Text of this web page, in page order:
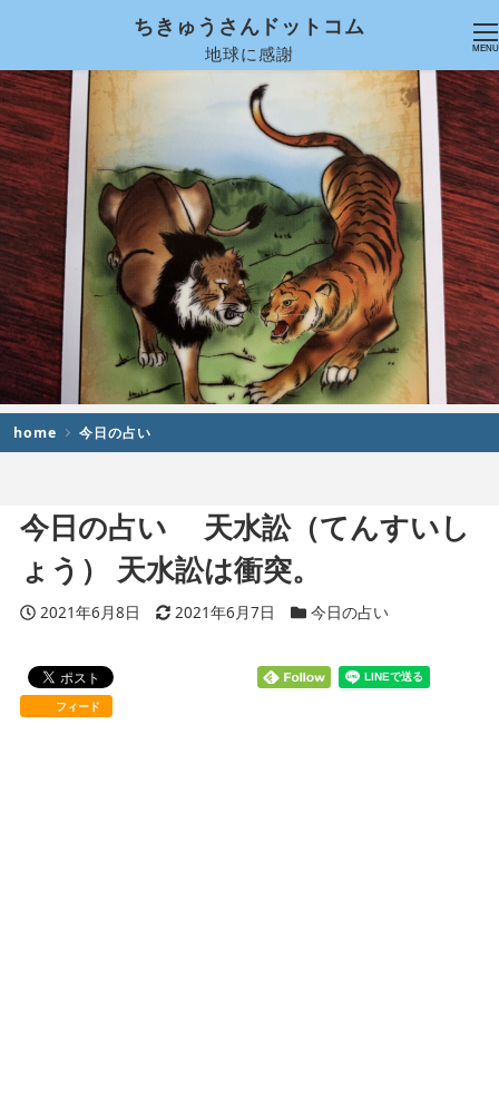
ちきゅうさんドットコム
地球に感謝 MENU
home 今日の占い
今日の占い 天水訟（てんすいし
ょう） 天水訟は衝突。
投稿日
2021年6月8日 更新日
2021年6月7日 カテゴリー
今日の占い
フィード